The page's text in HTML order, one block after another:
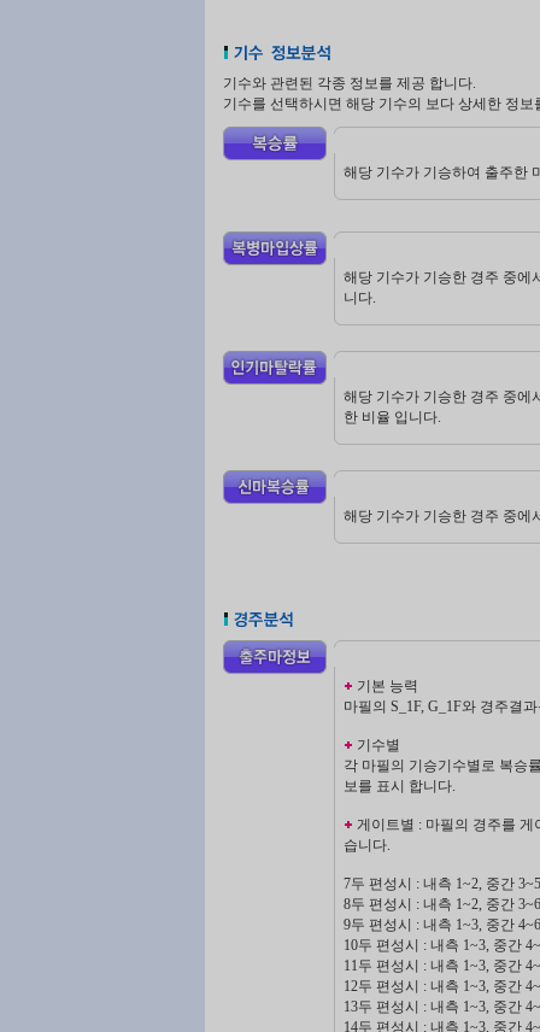
기수와 관련된 각종 정보를 제공 합니다.
기수를 선택하시면 해당 기수의 보다 상세한 정보
해당 기수가 기승하여 출주한
해당 기수가 기승한 경주 중에
니다.
해당 기수가 기승한 경주 중에
한 비율 입니다.
해당 기수가 기승한 경주 중에
기본 능력
마필의 S_1F, G_1F와 경주결
기수별
각 마필의 기승기수별로 복승
보를 표시 합니다.
게이트별 : 마필의 경주를
습니다.
7두 편성시 : 내측 1~2, 중간
8두 편성시 : 내측 1~2, 중간
9두 편성시 : 내측 1~3, 중간
10두 편성시 : 내측 1~3, 중간
11두 편성시 : 내측 1~3, 중간
12두 편성시 : 내측 1~3, 중간
13두 편성시 : 내측 1~3, 중간
14두 편성시 : 내측 1~3, 중간